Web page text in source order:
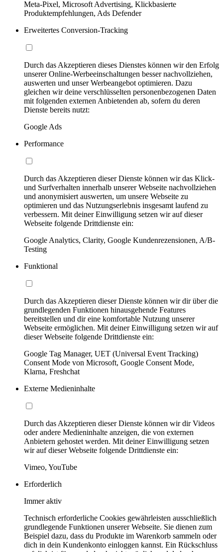
Meta-Pixel, Microsoft Advertising, Klickbasierte
Produktempfehlungen, Ads Defender
Erweitertes Conversion-Tracking
Durch das Akzeptieren dieses Dienstes können wir den Erfolg
unserer Online-Werbeeinschaltungen besser nachvollziehen,
auswerten und unser Werbeangebot optimieren. Dazu
gleichen wir deine verschlüsselten personenbezogenen Daten
mit folgenden externen Anbietenden ab, sofern du deren
Dienste bereits nutzt:
Google Ads
Performance
Durch das Akzeptieren dieser Dienste können wir das Klick-
und Surfverhalten innerhalb unserer Webseite nachvollziehen
und anonymisiert auswerten, um unsere Webseite zu
optimieren und das Nutzungserlebnis insgesamt laufend zu
verbessern. Mit deiner Einwilligung setzen wir auf dieser
Webseite folgende Drittdienste ein:
Google Analytics, Clarity, Google Kundenrezensionen, A/B-
Testing
Funktional
Durch das Akzeptieren dieser Dienste können wir dir über die
grundlegenden Funktionen hinausgehende Features
bereitstellen und dir eine komfortable Nutzung unserer
Webseite ermöglichen. Mit deiner Einwilligung setzen wir auf
dieser Webseite folgende Drittdienste ein:
Google Tag Manager, UET (Universal Event Tracking)
Consent Mode von Microsoft, Google Consent Mode,
Klarna, Freshchat
Externe Medieninhalte
Durch das Akzeptieren dieser Dienste können wir dir Videos
oder andere Medieninhalte anzeigen, die von externen
Anbietern gehostet werden. Mit deiner Einwilligung setzen
wir auf dieser Webseite folgende Drittdienste ein:
Vimeo, YouTube
Erforderlich
Immer aktiv
Technisch erforderliche Cookies gewährleisten ausschließlich
grundlegende Funktionen unserer Webseite. Sie dienen zum
Beispiel dazu, dass du Produkte im Warenkorb sammeln oder
dich in dein Kundenkonto einloggen kannst. Ein Rückschluss